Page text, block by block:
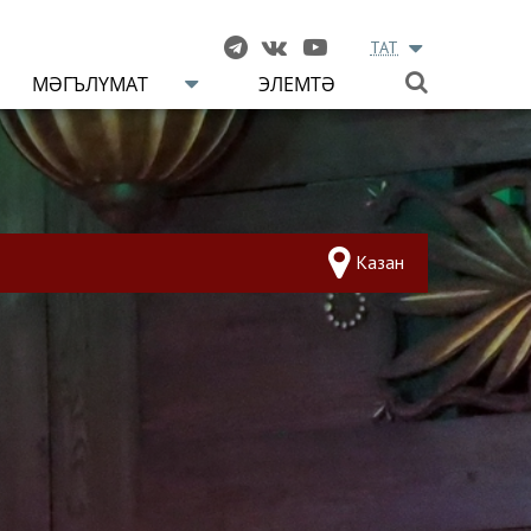
TAT
МӘГЪЛҮМАТ ЭЛЕМТӘ
Казан